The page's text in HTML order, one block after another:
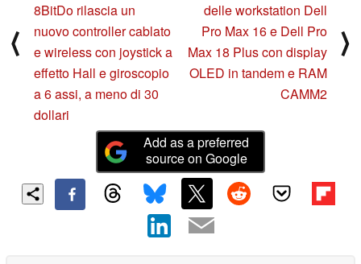
⟨
8BitDo rilascia un
nuovo controller cablato
e wireless con joystick a
effetto Hall e giroscopio
a 6 assi, a meno di 30
dollari
delle workstation Dell
Pro Max 16 e Dell Pro
Max 18 Plus con display
OLED in tandem e RAM
CAMM2
⟩
Add as a preferred
source on Google